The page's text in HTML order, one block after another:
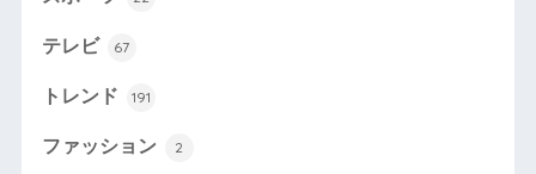
テレビ 67
トレンド 191
ファッション 2